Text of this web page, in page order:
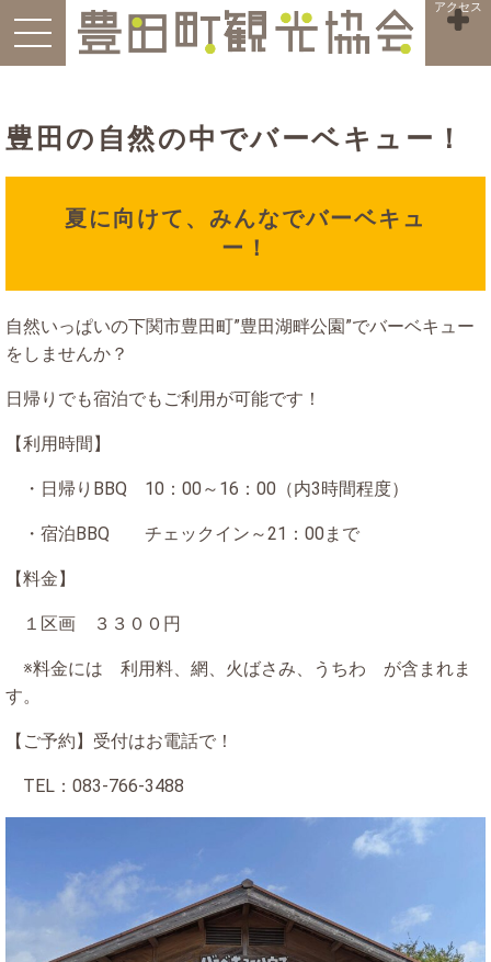
アクセス
豊田の自然の中でバーベキュー！
夏に向けて、みんなでバーベキュ
ー！
自然いっぱいの下関市豊田町”豊田湖畔公園”でバーベキュー
をしませんか？
日帰りでも宿泊でもご利用が可能です！
【利用時間】
・日帰りBBQ 10：00～16：00（内3時間程度）
・宿泊BBQ チェックイン～21：00まで
【料金】
１区画 ３３００円
※料金には 利用料、網、火ばさみ、うちわ が含まれま
す。
【ご予約】受付はお電話で！
TEL：083-766-3488